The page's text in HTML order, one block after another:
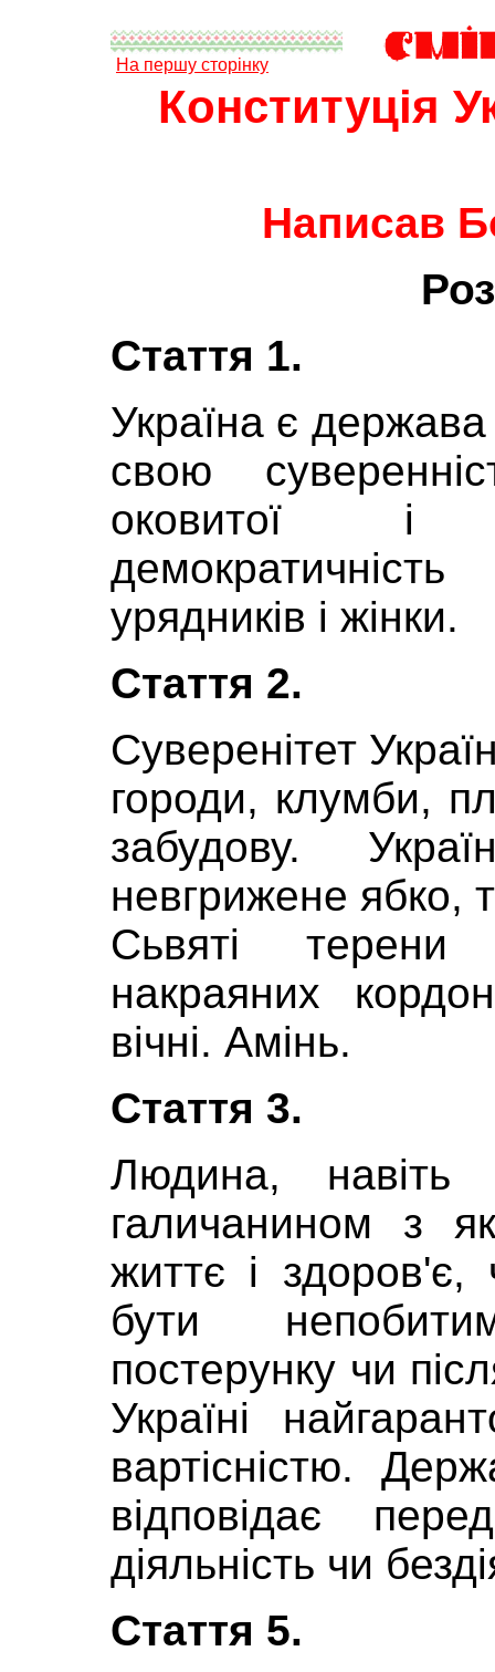
На першу сторінку
Конституція
Написав
Стаття 1.
Україна є держава
свою
оковитої і
урядників і жінки.
Стаття 2.
Суверенітет
городи, клумби,
забудову.
невгрижене ябко,
Сьвяті
накраяних
вічні. Амінь.
Стаття 3.
Людина,
галичанином з
життє і здоров'є,
бути
постерунку чи
Україні
вартісністю.
відповідає
діяльність чи
Стаття 5.